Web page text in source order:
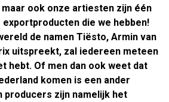
ook onze artiesten zijn één
die we hebben!
de namen Tiësto, Armin van
uitspreekt, zal iedereen meteen
hebt. Of men dan ook weet dat
komen is een ander
producers zijn namelijk het